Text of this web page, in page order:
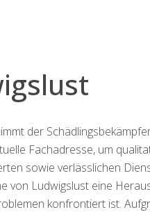
der
Fachadresse, um
sowie verlässlichen
von Ludwigslust eine
konfrontiert ist.